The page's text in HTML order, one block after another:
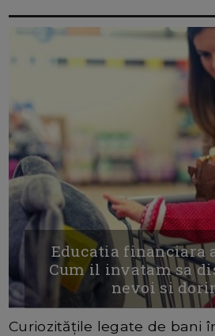
Educatia financiara
Cum il invatam sa
nevoi si
Curiozitățile legate de bani